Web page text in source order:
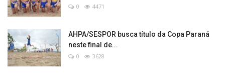
0 4471
AHPA/SESPOR busca título da Copa Paraná
neste final de...
0 3628